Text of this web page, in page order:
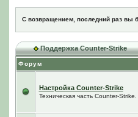
С возвращением, последний раз вы
Поддержка Counter-Strike
Форум
Настройка Counter-Strike
Техническая часть Counter-